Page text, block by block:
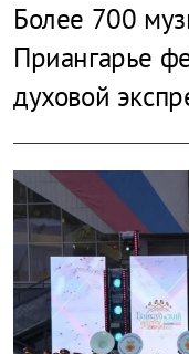
Более 700
Приангарье
духовой